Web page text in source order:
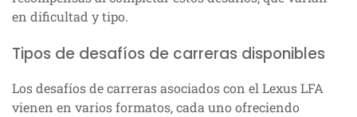
en dificultad y tipo.
Tipos de desafíos de carreras disponibles
Los desafíos de carreras asociados con el Lexus LFA
vienen en varios formatos, cada uno ofreciendo